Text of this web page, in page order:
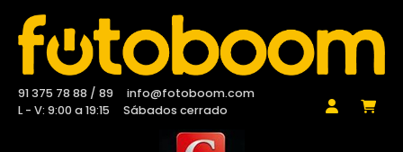
91 375 78 88 / 89
info@fotoboom.com
L - V: 9:00 a 19:15
Sábados cerrado